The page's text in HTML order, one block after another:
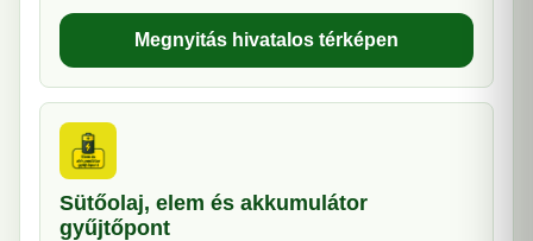
Megnyitás hivatalos térképen
Sütőolaj, elem és akkumulátor
gyűjtőpont